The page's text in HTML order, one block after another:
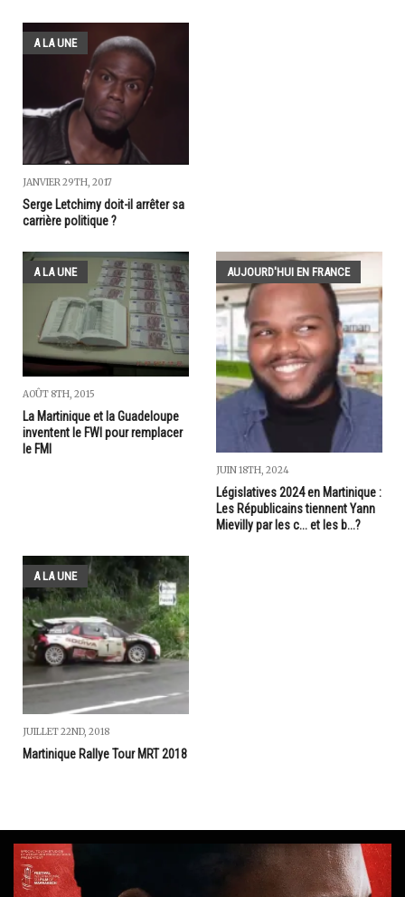
A LA UNE
JANVIER 29TH, 2017
Serge Letchimy doit-il arrêter sa
carrière politique ?
A LA UNE
AOÛT 8TH, 2015
La Martinique et la Guadeloupe
inventent le FWI pour remplacer
le FMI
AUJOURD'HUI EN FRANCE
JUIN 18TH, 2024
Législatives 2024 en Martinique :
Les Républicains tiennent Yann
Mievilly par les c... et les b...?
A LA UNE
JUILLET 22ND, 2018
Martinique Rallye Tour MRT 2018